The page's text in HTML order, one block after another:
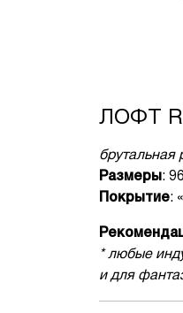
ЛОФТ
брутальная
Размеры:
Покрытие:
* любые
и для